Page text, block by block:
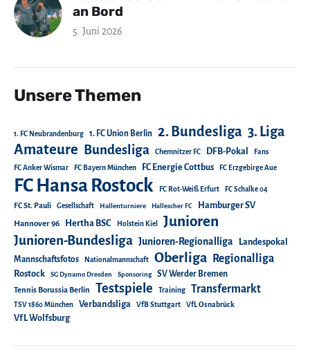
an Bord
5. Juni 2026
Unsere Themen
1. FC Neubrandenburg 1. FC Union Berlin 2. Bundesliga 3. Liga
Amateure Bundesliga Chemnitzer FC DFB-Pokal Fans
FC Anker Wismar FC Bayern München FC Energie Cottbus FC Erzgebirge Aue
FC Hansa Rostock FC Rot-Weiß Erfurt FC Schalke 04
FC St. Pauli Gesellschaft Hallenturniere Hallescher FC Hamburger SV
Hannover 96 Hertha BSC Holstein Kiel Junioren
Junioren-Bundesliga Junioren-Regionalliga
Landespokal
Mannschaftsfotos
Nationalmannschaft Oberliga Regionalliga
Rostock SG Dynamo Dresden Sponsoring SV Werder Bremen
Tennis Borussia Berlin Testspiele Training Transfermarkt
TSV 1860 München Verbandsliga VfB Stuttgart VfL Osnabrück
VfL Wolfsburg